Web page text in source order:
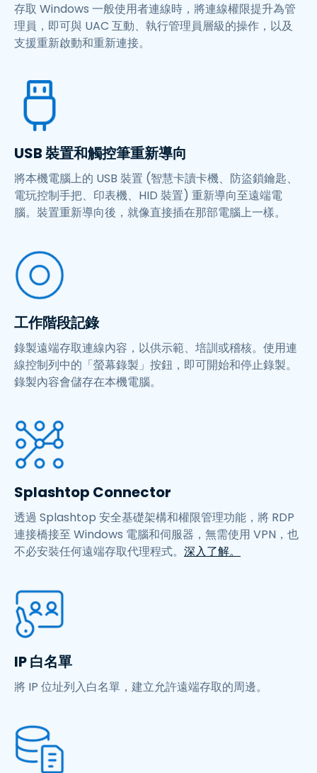
存取 Windows 一般使用者連線時，將連線權限提升為管
理員，即可與 UAC 互動、執行管理員層級的操作，以及
支援重新啟動和重新連接。
USB 裝置和觸控筆重新導向
將本機電腦上的 USB 裝置 (智慧卡讀卡機、防盜鎖鑰匙、
電玩控制手把、印表機、HID 裝置) 重新導向至遠端電
腦。裝置重新導向後，就像直接插在那部電腦上一樣。
工作階段記錄
錄製遠端存取連線內容，以供示範、培訓或稽核。使用連
線控制列中的「螢幕錄製」按鈕，即可開始和停止錄製。
錄製內容會儲存在本機電腦。
Splashtop Connector
透過 Splashtop 安全基礎架構和權限管理功能，將 RDP
連接橋接至 Windows 電腦和伺服器，無需使用 VPN，也
不必安裝任何遠端存取代理程式。 深入了解。
IP 白名單
將 IP 位址列入白名單，建立允許遠端存取的周邊。